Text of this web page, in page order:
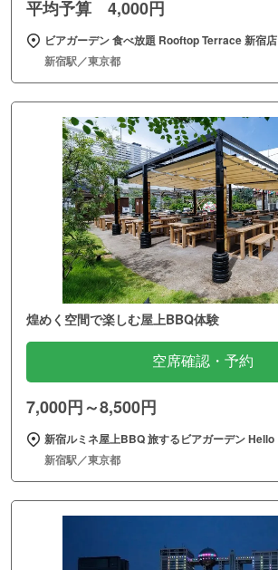
平均予算 4,000円
ビアガーデン 食べ放題 Rooftop Terrace 新宿店
新宿駅／東京都
煌めく空間で楽しむ屋上BBQ体験
空席確認・予約
7,000円～8,500円
新宿ルミネ屋上BBQ 旅するビアガーデン Hello
新宿駅／東京都